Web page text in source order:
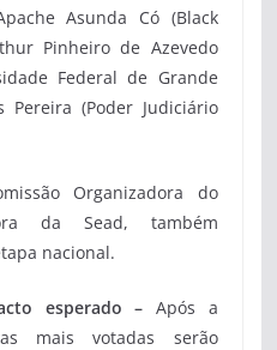
Asunda Có (Black
Pinheiro de Azevedo
Federal de Grande
Pereira (Poder Judiciário
Organizadora do
da Sead, também
nacional.
esperado – Após a
mais votadas serão